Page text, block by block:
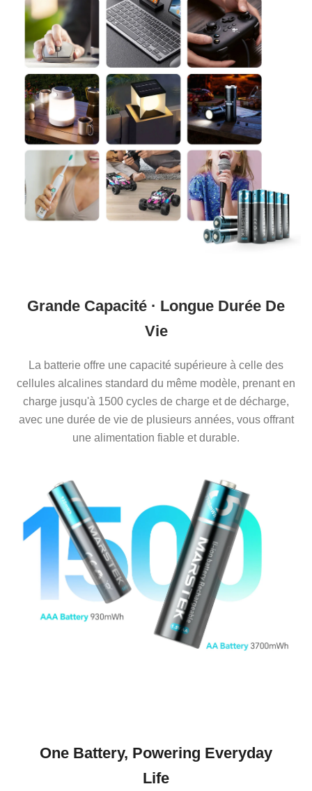
Grande Capacité · Longue Durée De
Vie
La batterie offre une capacité supérieure à celle des
cellules alcalines standard du même modèle, prenant en
charge jusqu'à 1500 cycles de charge et de décharge,
avec une durée de vie de plusieurs années, vous offrant
une alimentation fiable et durable.
One Battery, Powering Everyday
Life